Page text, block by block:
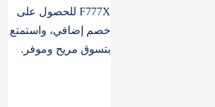
F777X للحصول على
خصم إضافي، واستمتع
بتسوق مريح وموفر.